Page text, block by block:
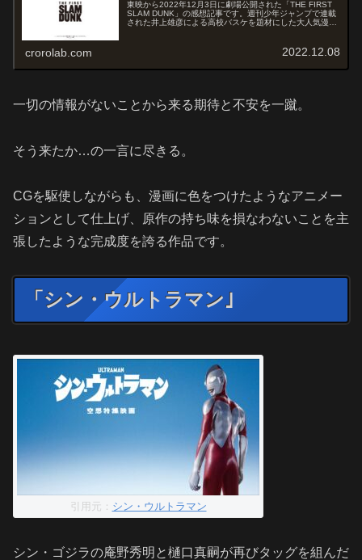
東映から2022年12月3日に劇場公開された「THE FIRST
SLAM DUNK」の感想記事です。週刊少年ジャンプで連載
された井上雄彦による高校バスケを題材にした大人気漫画
crorolab.com 2022.12.08
一切の情報がないことから来る期待と不安を一蹴。
そう来たか…の一言に尽きる。
CGを駆使しながらも、漫画に色をつけたようなアニメー
ションとして仕上げ、原作の持ち味を損なわないことを主
張したような完成度を誇る作品です。
「シン・ウルトラマン｣
引用元： シン・ウルトラマン
シン・ゴジラの庵野秀明と樋口真嗣が再びタッグを組んだ